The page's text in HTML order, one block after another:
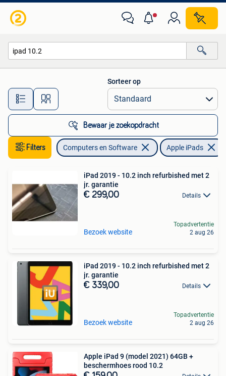
Alle afstanden…
Sorteer op
Bewaar je zoekopdracht
Filters Computers en Software Apple iPads
iPad 2019 - 10.2 inch refurbished met 2
jr. garantie
€ 299,00 Details
Bezoek website
Topadvertentie
2 aug 26
iPad 2019 - 10.2 inch refurbished met 2
jr. garantie
€ 339,00 Details
Bezoek website
Topadvertentie
2 aug 26
Apple iPad 9 (model 2021) 64GB +
beschermhoes rood 10.2